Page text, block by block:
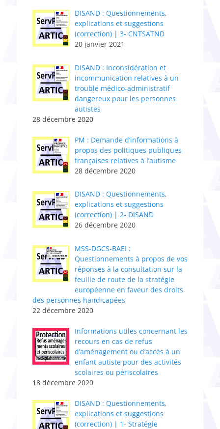
DISAND : Questionnements,
explications et suggestions
(correction) | 3- CNTSATND
20 janvier 2021
DISAND : Inconsidération et
incommunication relatives à un
trouble médico-administratif
dangereux pour les personnes
autistes
28 décembre 2020
PM : Demande d’informations à
propos des politiques publiques
françaises relatives à l’autisme
28 décembre 2020
DISAND : Questionnements,
explications et suggestions
(correction) | 2- DISAND
26 décembre 2020
MSS-DGCS-BAEI :
Questionnements à propos de vos
réponses à la consultation sur la
feuille de route de la stratégie
européenne en faveur des droits
des personnes handicapées
22 décembre 2020
Informations utiles concernant les
recours en cas de refus
d’aménagement ou d’accès à un
enfant autiste pour des activités
scolaires ou périscolaires
18 décembre 2020
DISAND : Questionnements,
explications et suggestions
(correction) | 1- Stratégie